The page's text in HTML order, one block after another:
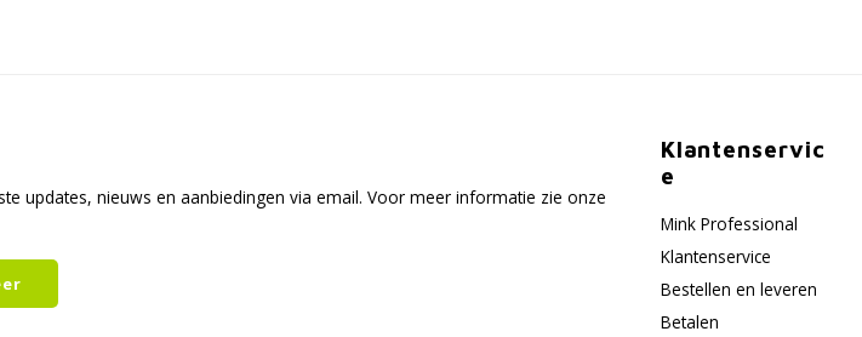
updates, nieuws en aanbiedingen via email. Voor meer informatie zie onze
Klantenservic
e
Mink Professional
Klantenservice
Bestellen en leveren
Betalen